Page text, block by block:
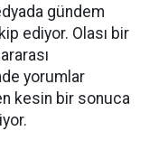
gündem
ediyor. Olası bir
yorumlar
kesin bir sonuca